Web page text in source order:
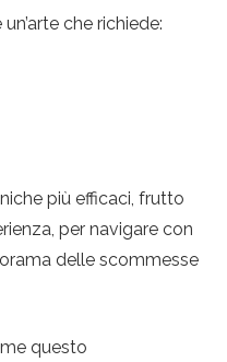
che richiede:
più efficaci, frutto
per navigare con
delle scommesse
questo